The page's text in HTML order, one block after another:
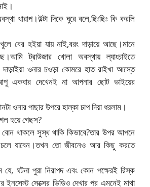
খারাপ।উল্টা দিকে ঘুরে বলে,ছিঃছিঃ কি করলি
বের হইয়া যায় নাই,বরং দাড়ায়ে আছে।মানে
ট্রাউজার খোলা অবস্থায় ল্যাংচাইতে
দাড়াইয়া ওনার চওড়া কোমরে হাত রাইখা আস্তে
একবার দেখেনই না আপনার ছোট ভাইয়ের
ওনার পাছার উপরে হাল্কা চাপ দিয়া ধরলাম।
হয়ে গেছস?
থাকলে সুস্থ থাকি কিভাবে?তার উপর আপনে
যাবেন।তখন তো জীবনেও আর কিছু করতে
যে, ঘটনা পুরা নিরাপদ এবং কোন পক্ষেরই রিস্ক
সেক্সের ভিডিও দেখার পর এমনেই মাথা